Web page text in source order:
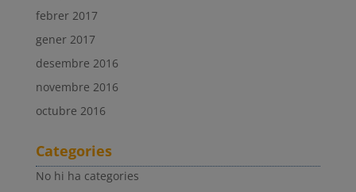
febrer 2017
gener 2017
desembre 2016
novembre 2016
octubre 2016
Categories
No hi ha categories